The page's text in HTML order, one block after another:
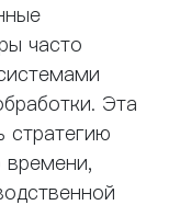
часто
Эта
стратегию
времени,